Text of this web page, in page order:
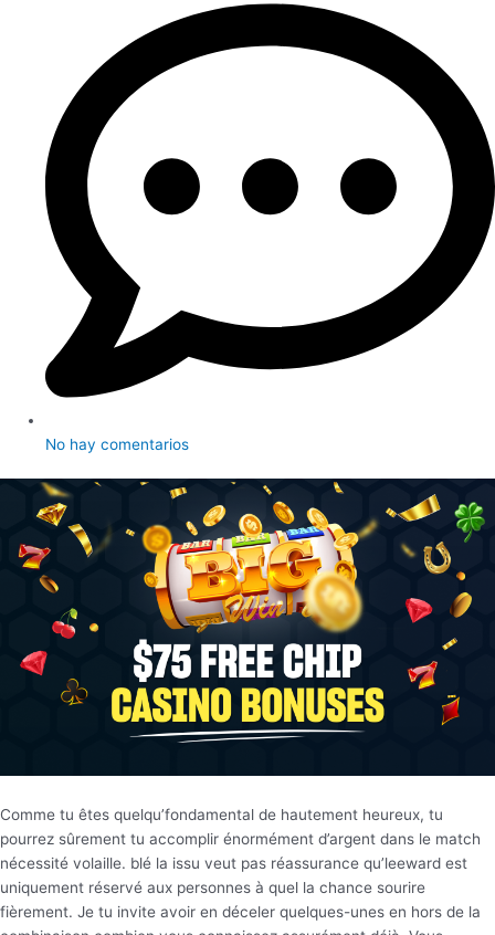
No hay comentarios
Comme tu êtes quelqu’fondamental de hautement heureux, tu
pourrez sûrement tu accomplir énormément d’argent dans le match
nécessité volaille. blé la issu veut pas réassurance qu’leeward est
uniquement réservé aux personnes à quel la chance sourire
fièrement. Je tu invite avoir en déceler quelques-unes en hors de la